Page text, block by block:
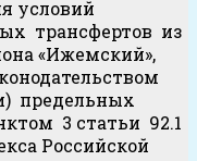
условий
трансфертов из
«Ижемский»,
предельных
3 статьи 92.1
Российской